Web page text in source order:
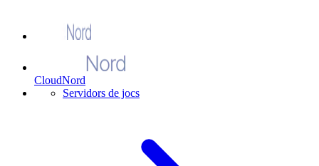
CloudNord
Servidors de jocs